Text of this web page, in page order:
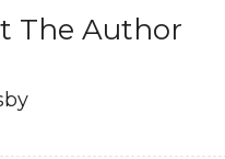
The Author